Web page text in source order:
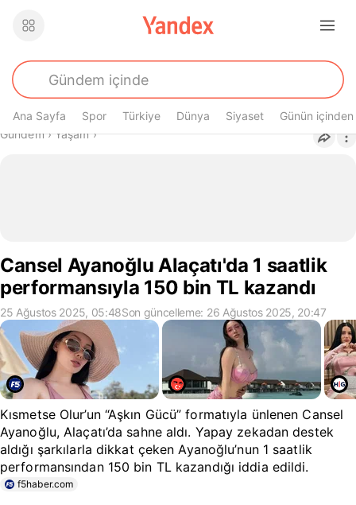
Ana Sayfa Spor Türkiye Dünya Siyaset Günün içinden
Buradasın
Gündem› Yaşam›
Cansel Ayanoğlu Alaçatı'da 1 saatlik
performansıyla 150 bin TL kazandı
25 Ağustos 2025, 05:48Son güncelleme: 26 Ağustos 2025, 20:47
Kısmetse Olur’un “Aşkın Gücü” formatıyla ünlenen Cansel
Ayanoğlu, Alaçatı’da sahne aldı. Yapay zekadan destek
aldığı şarkılarla dikkat çeken Ayanoğlu’nun 1 saatlik
performansından 150 bin TL kazandığı iddia edildi.
f5haber.com